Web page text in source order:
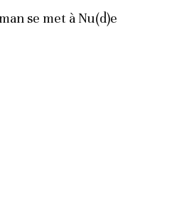
se met à Nu(d)e